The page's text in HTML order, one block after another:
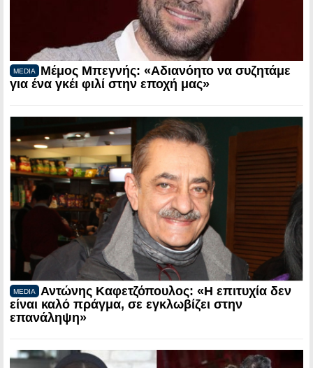
MEDIA
Μέμος Μπεγνής: «Αδιανόητο να συζητάμε
για ένα γκέι φιλί στην εποχή μας»
MEDIA
Αντώνης Καφετζόπουλος: «Η επιτυχία δεν
είναι καλό πράγμα, σε εγκλωβίζει στην
επανάληψη»